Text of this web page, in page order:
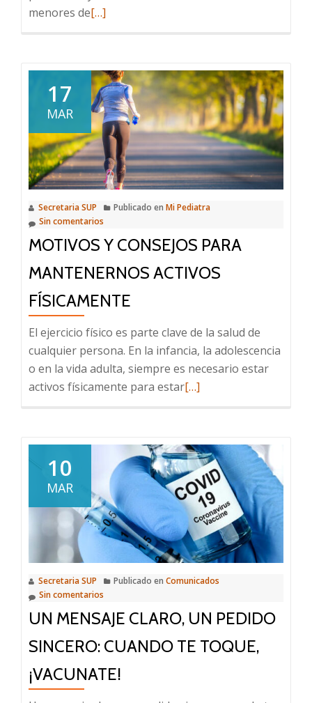
menores deLeer
la
opinión
pública:
la
campaña
actual
de
vacunación
contra
Covid-
19
en
nuestro
está
destinada
a
la
18
años
adelante
[…]
17
MAR
Secretaria SUP Publicado en Mi Pediatra
Sin comentarios
MOTIVOS Y CONSEJOS PARA
MANTENERNOS ACTIVOS
FÍSICAMENTE
El ejercicio físico es parte clave de la salud de
cualquier persona. En la infancia, la adolescencia
o en la vida adulta, siempre es necesario estar
activos físicamente para estarLeer
y
consejos
para
mantenernos
activos
físicamente
[…]
10
MAR
Secretaria SUP Publicado en Comunicados
Sin comentarios
UN MENSAJE CLARO, UN PEDIDO
SINCERO: CUANDO TE TOQUE,
¡VACUNATE!